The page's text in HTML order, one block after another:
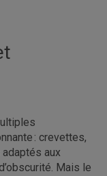
: crevettes,
aux
Mais le